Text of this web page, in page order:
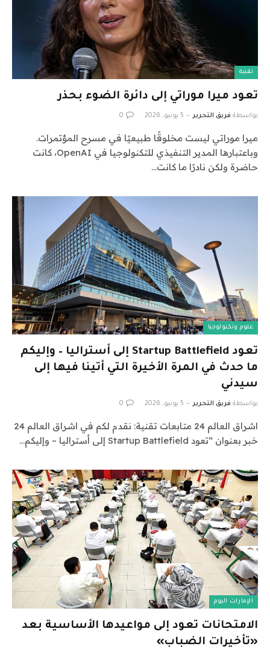
تقنية
تعود ميرا موراتي إلى دائرة الضوء بحذر
بواسطة فريق التحرير 5 يونيو، 2026 0
ميرا موراتي ليست مخلوقًا طبيعيًا في مسرح المؤتمرات.
وباعتبارها المدير التنفيذي للتكنولوجيا في OpenAI، كانت
حاضرة ولكن نادرًا ما كانت…
علوم وتكنولوجيا
تعود Startup Battlefield إلى أستراليا – وإليكم
ما حدث في المرة الأخيرة التي أتينا فيها إلى
سيدني
بواسطة فريق التحرير 5 يونيو، 2026 0
اشراق العالم 24 متابعات تقنية: نقدم لكم في اشراق العالم 24
خبر بعنوان “تعود Startup Battlefield إلى أستراليا – وإليكم…
الإمارات اليوم
الامتحانات تعود إلى مواعيدها الأساسية بعد
«تأخيرات الضباب»